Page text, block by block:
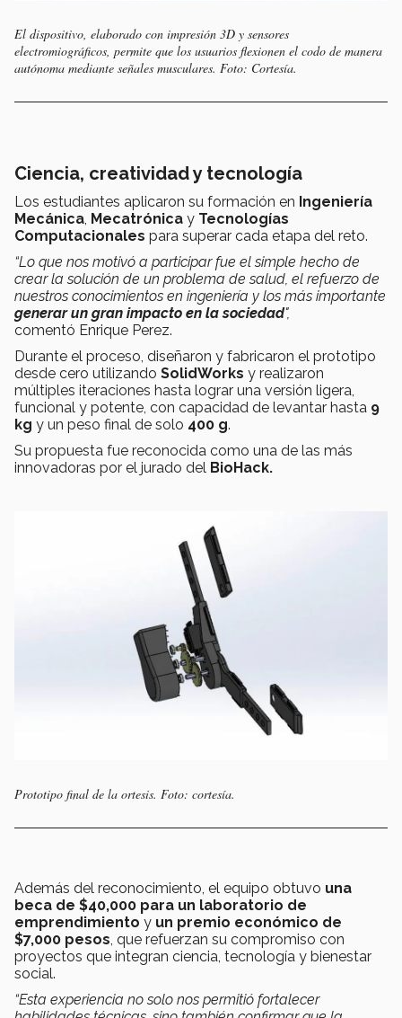
El dispositivo, elaborado con impresión 3D y sensores
electromiográficos, permite que los usuarios flexionen el codo de manera
autónoma mediante señales musculares. Foto: Cortesía.
Ciencia, creatividad y tecnología
Los estudiantes aplicaron su formación en Ingeniería
Mecánica, Mecatrónica y Tecnologías
Computacionales para superar cada etapa del reto.
“Lo que nos motivó a participar fue el simple hecho de
crear la solución de un problema de salud, el refuerzo de
nuestros conocimientos en ingeniería y los más importante
generar un gran impacto en la sociedad",
comentó Enrique Perez.
Durante el proceso, diseñaron y fabricaron el prototipo
desde cero utilizando SolidWorks y realizaron
múltiples iteraciones hasta lograr una versión ligera,
funcional y potente, con capacidad de levantar hasta 9
kg y un peso final de solo 400 g.
Su propuesta fue reconocida como una de las más
innovadoras por el jurado del BioHack.
Prototipo final de la ortesis. Foto: cortesía.
Además del reconocimiento, el equipo obtuvo una
beca de $40,000 para un laboratorio de
emprendimiento y un premio económico de
$7,000 pesos, que refuerzan su compromiso con
proyectos que integran ciencia, tecnología y bienestar
social.
“Esta experiencia no solo nos permitió fortalecer